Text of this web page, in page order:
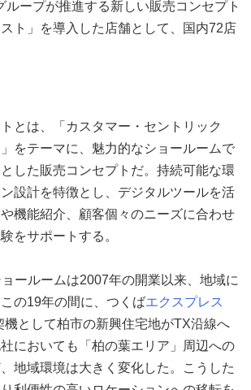
ループが推進する新しい販売コンセプト
スト」を導入した店舗として、国内72店
とは、「カスタマー・セントリック
」をテーマに、魅力的なショールームで
した販売コンセプトだ。持続可能な環
設計を特徴とし、デジタルツールを活
機能紹介、顧客個々のニーズに合わせ
をサポートする。
ールームは2007年の開業以来、地域に
の19年の間に、つくばエクスプレス
機として柏市の新興住宅地がTX沿線へ
においても「柏の葉エリア」周辺への
地域環境は大きく変化した。こうした